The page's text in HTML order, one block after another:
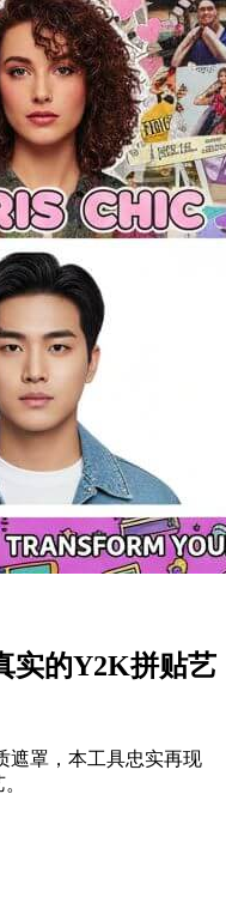
实的Y2K拼贴艺
遮罩，本工具忠实再现